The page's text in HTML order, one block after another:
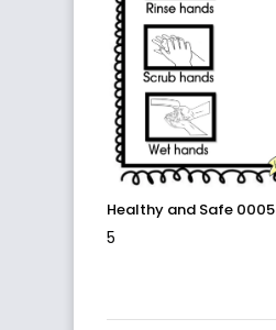
Healthy and Safe 0005
5